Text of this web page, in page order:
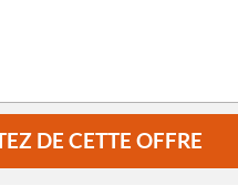
DE CETTE OFFRE